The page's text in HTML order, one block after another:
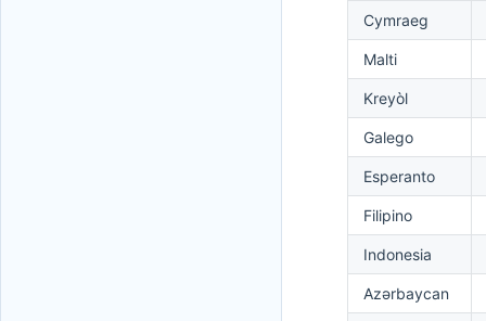
Cymraeg
Malti
Kreyòl
Galego
Esperanto
Filipino
Indonesia
Azərbaycan